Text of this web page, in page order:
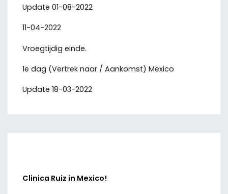
Update 01-08-2022
11-04-2022
Vroegtijdig einde.
1e dag (Vertrek naar / Aankomst) Mexico
Update 18-03-2022
Clinica Ruiz in Mexico!